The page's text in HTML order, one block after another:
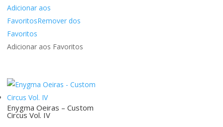
preço
original
era:
19,00 €.
atual
17,10 €.
Adicionar aos
FavoritosRemover dos
Favoritos
Adicionar aos Favoritos
Enygma Oeiras – Custom
Circus Vol. IV